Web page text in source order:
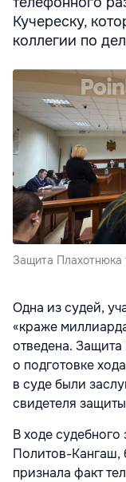
Кучереску,
коллегии по
Защита Плахотнюка
Одна из судей,
«краже
отведена.
о подготовке
в суде были
свидетеля
В ходе судебного
Политов-Кангаш,
признала факт